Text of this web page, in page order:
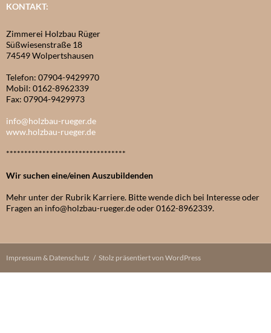
KONTAKT:
Zimmerei Holzbau Rüger
Süßwiesenstraße 18
74549 Wolpertshausen
Telefon: 07904-9429970
Mobil: 0162-8962339
Fax: 07904-9429973
info@holzbau-rueger.de
www.holzbau-rueger.de
*********************************
Wir suchen eine/einen Auszubildenden
Mehr unter der Rubrik Karriere. Bitte wende dich bei Interesse oder
Fragen an info@holzbau-rueger.de oder 0162-8962339.
Impressum & Datenschutz Stolz präsentiert von WordPress